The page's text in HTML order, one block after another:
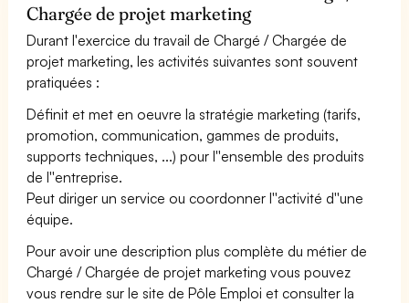
Chargée de projet marketing
Durant l'exercice du travail de Chargé / Chargée de
projet marketing, les activités suivantes sont souvent
pratiquées :
Définit et met en oeuvre la stratégie marketing (tarifs,
promotion, communication, gammes de produits,
supports techniques, ...) pour l''ensemble des produits
de l''entreprise.
Peut diriger un service ou coordonner l''activité d''une
équipe.
Pour avoir une description plus complète du métier de
Chargé / Chargée de projet marketing vous pouvez
vous rendre sur le site de Pôle Emploi et consulter la